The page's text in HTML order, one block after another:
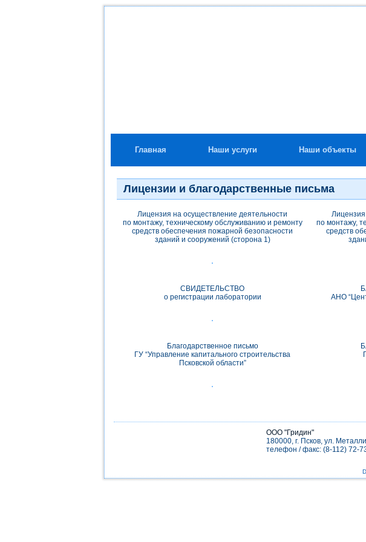
Главная Наши услуги Наши объекты
Лицензии и благодарственные письма
Лицензия на осуществление деятельности
по монтажу, техническому обслуживанию и ремонту
средств обеспечения пожарной безопасности
зданий и сооружений (сторона 1)
по монтажу,
средств
СВИДЕТЕЛЬСТВО
о регистрации лаборатории
АНО
Благодарственное письмо
ГУ “Управление капитального строительства
Псковской области”
ООО "Гридин"
180000, г. Псков, ул.
телефон / факс: (8-112) 72-